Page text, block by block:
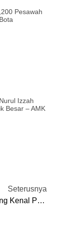
Pesawah
Izzah
Besar – AMK
Seterusnya
Polis Sedang Kenal Pasti Punca Pelajar Tingkatan 1 Terjatuh Bangunan